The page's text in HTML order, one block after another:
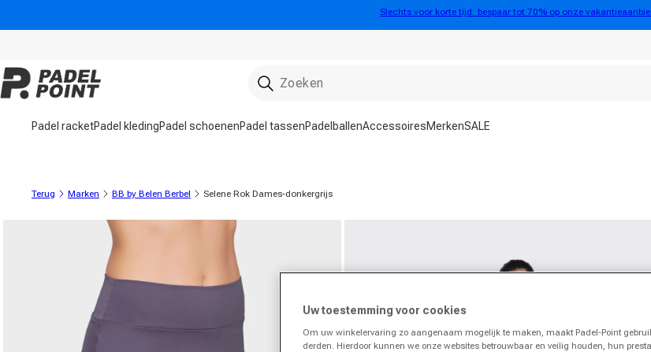
Slechts voor korte tijd: bespaar tot 70% op onze
Padel racketPadel kledingPadel schoenenPadel tassenPadelballenAccessoiresMerkenSALE
Terug Marken BB by Belen Berbel Selene Rok Dames-donkergrijs
gaan
Uw toestemming voor cookies
Om uw winkelervaring zo aangenaam mogelijk te maken, maakt Padel-Point
derden. Hierdoor kunnen we onze websites betrouwbaar en veilig houden, hun